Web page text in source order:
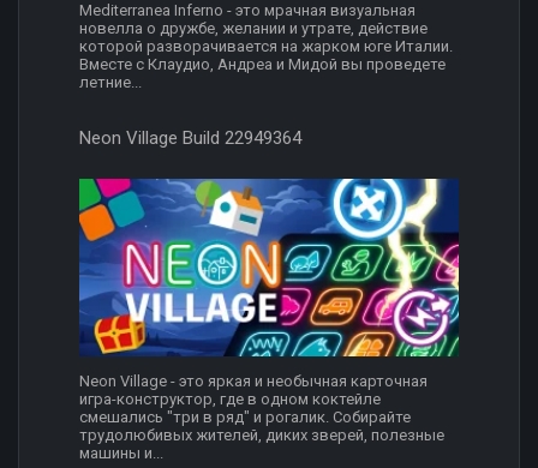
Mediterranea Inferno - это мрачная визуальная
новелла о дружбе, желании и утрате, действие
которой разворачивается на жарком юге Италии.
Вместе с Клаудио, Андреа и Мидой вы проведете
летние...
Neon Village Build 22949364
Neon Village - это яркая и необычная карточная
игра-конструктор, где в одном коктейле
смешались "три в ряд" и рогалик. Собирайте
трудолюбивых жителей, диких зверей, полезные
машины и...